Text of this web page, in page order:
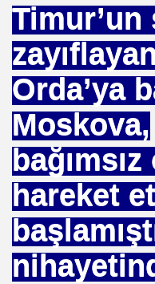
Timur’un
Orda’ya
Moskova,
hareket
BELİRLİ ELLERDE
MÜSLÜMANLAR
MEDENİYET. MEDİT.
.İNSANİ